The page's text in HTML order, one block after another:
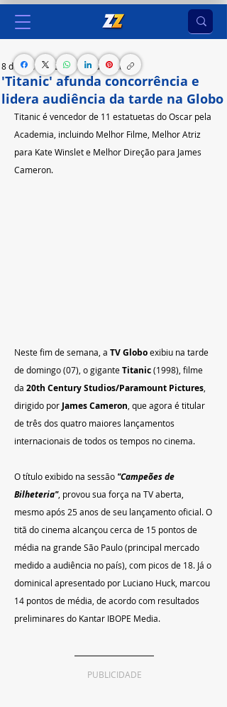
'Titanic' afunda concorrência e
lidera audiência da tarde na Globo
8 de jan. de 2024 1 min de leitura
Titanic é vencedor de 11 estatuetas do Oscar pela
Academia, incluindo Melhor Filme, Melhor Atriz
para Kate Winslet e Melhor Direção para James
Cameron.
Neste fim de semana, a TV Globo exibiu na tarde
de domingo (07), o gigante Titanic (1998), filme
da 20th Century Studios/Paramount Pictures,
dirigido por James Cameron, que agora é titular
de três dos quatro maiores lançamentos
internacionais de todos os tempos no cinema.
O título exibido na sessão "Campeões de
Bilheteria", provou sua força na TV aberta,
mesmo após 25 anos de seu lançamento oficial. O
titã do cinema alcançou cerca de 15 pontos de
média na grande São Paulo (principal mercado
medido a audiência no país), com picos de 18. Já o
dominical apresentado por Luciano Huck, marcou
14 pontos de média, de acordo com resultados
preliminares do Kantar IBOPE Media.
PUBLICIDADE